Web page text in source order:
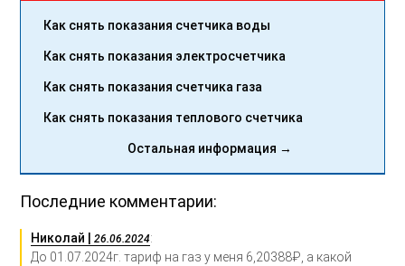
Как снять показания счетчика воды
Как снять показания электросчетчика
Как снять показания счетчика газа
Как снять показания теплового счетчика
Остальная информация →
Последние комментарии:
Николай |26.06.2024:
До 01.07.2024г. тариф на газ у меня 6,20388₽, а какой